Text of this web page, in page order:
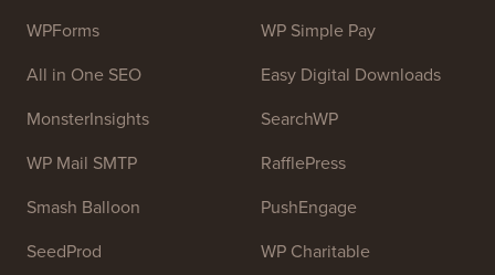
WPForms
All in One SEO
MonsterInsights
WP Mail SMTP
Smash Balloon
SeedProd
WP Simple Pay
Easy Digital Downloads
SearchWP
RafflePress
PushEngage
WP Charitable